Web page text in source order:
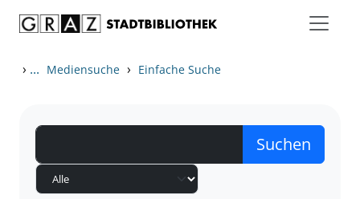
› ... Mediensuche › Einfache Suche